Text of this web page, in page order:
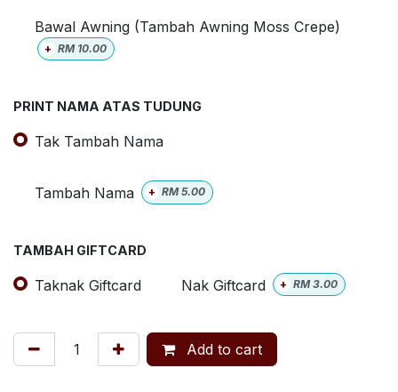
Bawal Awning (Tambah Awning Moss Crepe)
+ RM 10.00
PRINT NAMA ATAS TUDUNG
Tak Tambah Nama
Tambah Nama + RM5.00
TAMBAH GIFTCARD
Taknak Giftcard Nak Giftcard + RM3.00
Add to cart